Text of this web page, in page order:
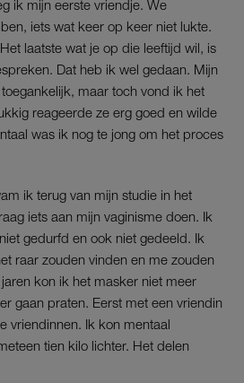
ik mijn eerste vriendje. We
iets wat keer op keer niet lukte.
laatste wat je op die leeftijd wil, is
Dat heb ik wel gedaan. Mijn
maar toch vond ik het
reageerde ze erg goed en wilde
was ik nog te jong om het proces
ik terug van mijn studie in het
iets aan mijn vaginisme doen. Ik
gedurfd en ook niet gedeeld. Ik
raar zouden vinden en me zouden
kon ik het masker niet meer
gaan praten. Eerst met een vriendin
vriendinnen. Ik kon mentaal
tien kilo lichter. Het delen